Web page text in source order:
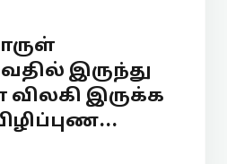
இருந்து
இருக்க